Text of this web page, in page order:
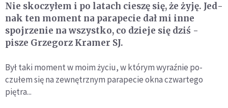
Nie skoczyłem i po latach cieszę się, że żyję. Jed­
nak ten moment na parapecie dał mi inne
spojrzenie na wszystko, co dzieje się dziś -
pisze Grzegorz Kramer SJ.
Był taki moment w moim życiu, w którym wyraźnie po­
czułem się na zewnętrznym parapecie okna czwarte­go
piętra...